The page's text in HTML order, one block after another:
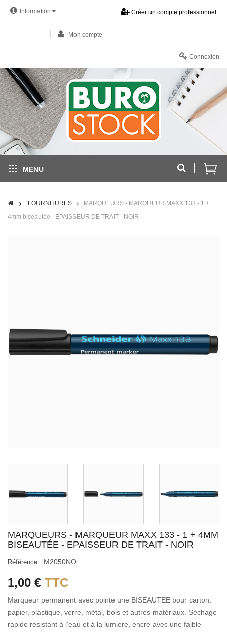
Information Créer un compte professionnel
Mon compte
Connexion
MENU
FOURNITURES
MARQUEURS - MARQUEUR MAXX 133 - 1 +
4mm biseautée - EPAISSEUR DE TRAIT - NOIR
MARQUEURS - MARQUEUR MAXX 133 - 1 + 4MM
BISEAUTÉE - EPAISSEUR DE TRAIT - NOIR
Référence : M2050NO
1,00 € TTC
Marqueur permanent avec pointe une BISEAUTEE pour carton,
papier, plastique, verre, métal, bois et autres matériaux. Séchage
rapide résistant à l'eau et à la lumière, encre avec une faible